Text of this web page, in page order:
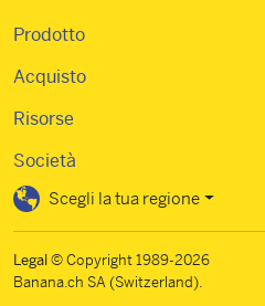
Prodotto
Acquisto
Risorse
Società
Scegli la tua regione
Legal© Copyright 1989-2026
Banana.ch SA (Switzerland).